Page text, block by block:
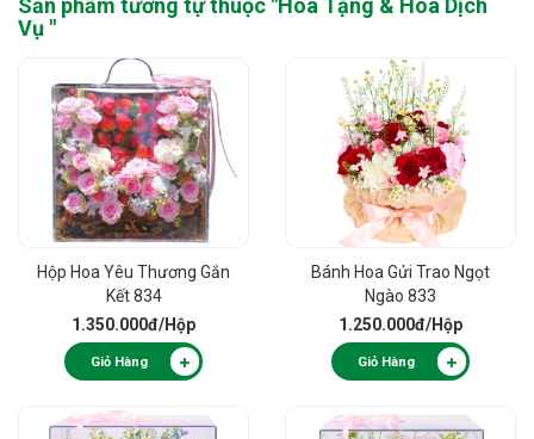
Sản phẩm tương tự thuộc "Hoa Tặng & Hoa Dịch
Vụ "
Hộp Hoa Yêu Thương Gắn
Kết 834
1.350.000đ/Hộp
Giỏ Hàng
Bánh Hoa Gửi Trao Ngọt
Ngào 833
1.250.000đ/Hộp
Giỏ Hàng